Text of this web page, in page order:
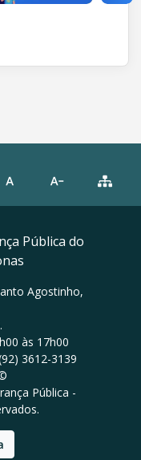
Pública do
Agostinho,
às 17h00
3612-3139
Pública -